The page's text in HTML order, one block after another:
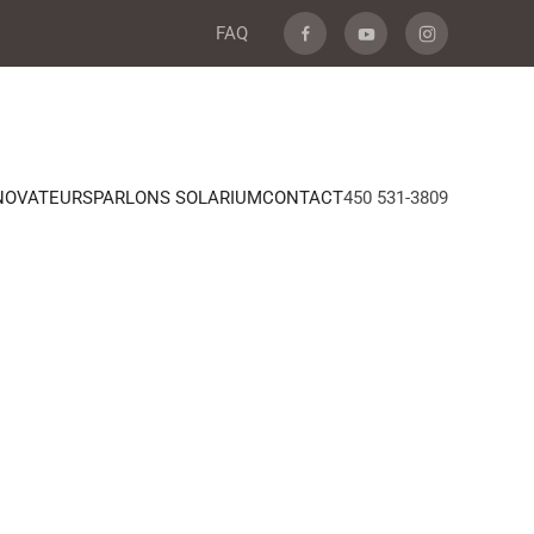
FAQ
PARLONS SOLARIUMCONTACT450 531-3809